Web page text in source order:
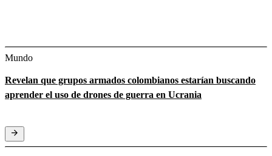
Mundo
Revelan que grupos armados colombianos estarían buscando
aprender el uso de drones de guerra en Ucrania